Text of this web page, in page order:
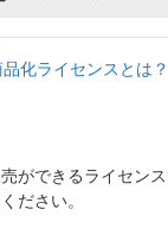
品化ライセンスとは？
ができるライセンス
ださい。